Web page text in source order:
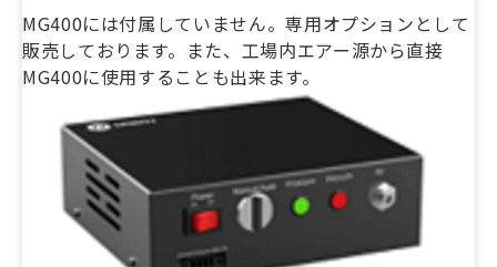
MG400には付属していません。専用オプションとして
販売しております。また、工場内エアー源から直接
MG400に使用することも出来ます。